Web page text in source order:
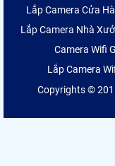
Lắp Camera Cửa
Lắp Camera Nhà
Camera Wifi
Lắp Camera
Copyrights ©